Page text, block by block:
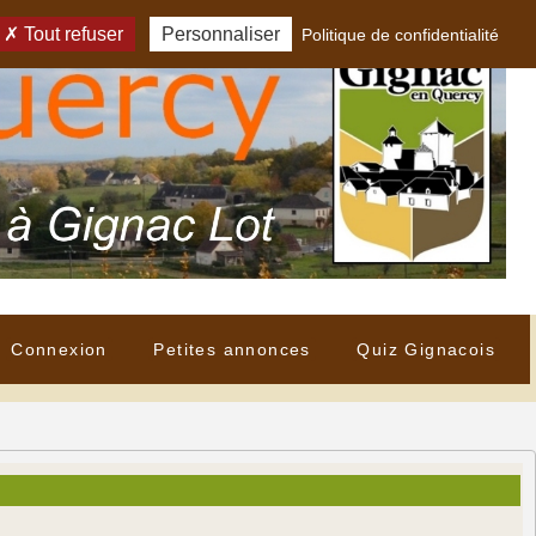
Connexion Petites annonces Quiz Gignacois
Tout refuser Personnaliser Politique de confidentialité